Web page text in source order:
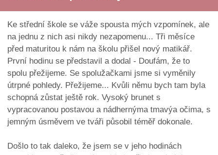
Ke střední škole se váže spousta mých vzpomínek, ale
na jednu z nich asi nikdy nezapomenu... Tři měsíce
před maturitou k nám na školu přišel nový matikář.
První hodinu se představil a dodal - Doufám, že to
spolu přežijeme. Se spolužačkami jsme si vyměnily
útrpné pohledy. Přežijeme... Kvůli němu bych tam byla
schopná zůstat ještě rok. Vysoký brunet s
vypracovanou postavou a nádhernýma tmavýa očima, s
jemným úsměvem ve tváři působil téměř dokonale.
Došlo to tak daleko, že jsem se v jeho hodinách